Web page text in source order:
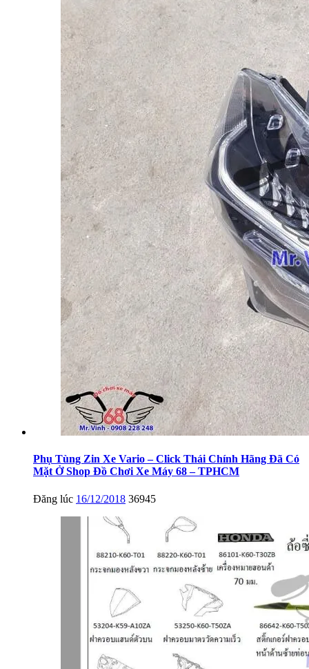
Phụ Tùng Zin Xe Vario – Click Thái Chính Hãng Đã Có
Mặt Ở Shop Đồ Chơi Xe Máy 68 – TPHCM
Đăng lúc 16/12/2018 36945